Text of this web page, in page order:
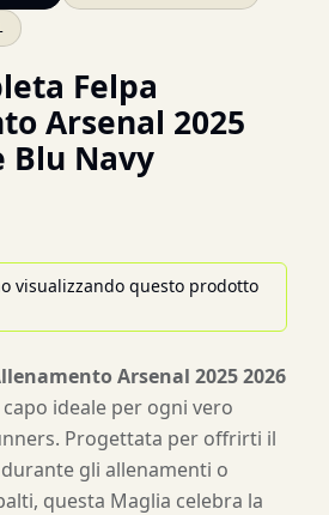
Felpa
Arsenal 2025
Blu Navy
visualizzando questo prodotto
Arsenal 2025 2026
capo ideale per ogni vero
Progettata per offrirti il
gli allenamenti o
questa Maglia celebra la